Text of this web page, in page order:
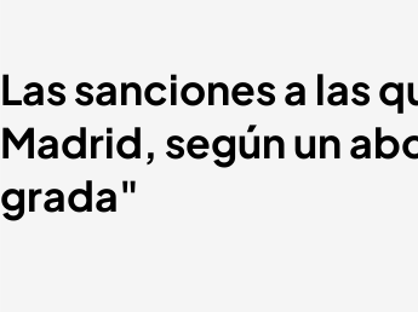
Las sanciones a las
Madrid, según un
grada"